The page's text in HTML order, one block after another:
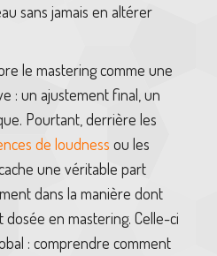
sans jamais en altérer
le mastering comme une
: un ajustement final, un
Pourtant, derrière les
de loudness ou les
une véritable part
dans la manière dont
dosée en mastering. Celle-ci
: comprendre comment